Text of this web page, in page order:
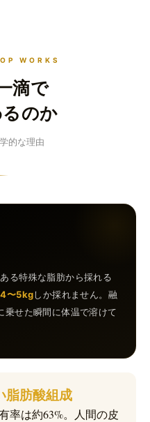
WORKS
滴で
のか
的な理由
る特殊な脂肪から採れる
4〜5kgしか採れません。融
乗せた瞬間に体温で溶けて
脂肪酸組成
率は約63%。人間の皮